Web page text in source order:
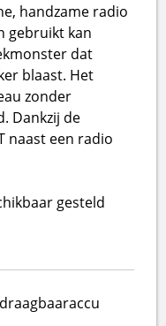
handzame radio
gebruikt kan
dat
blaast. Het
zonder
Dankzij de
naast een radio
gesteld
draagbaaraccu